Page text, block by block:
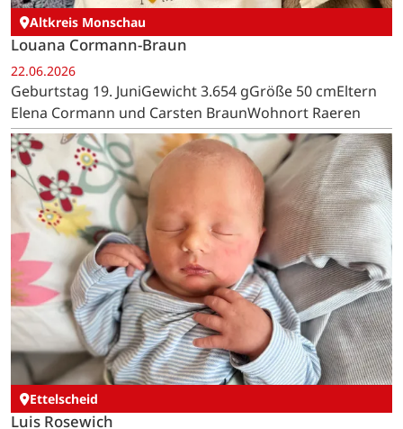
Altkreis Monschau
Louana Cormann-Braun
22.06.2026
Geburtstag 19. JuniGewicht 3.654 gGröße 50 cmEltern
Elena Cormann und Carsten BraunWohnort Raeren
Ettelscheid
Luis Rosewich